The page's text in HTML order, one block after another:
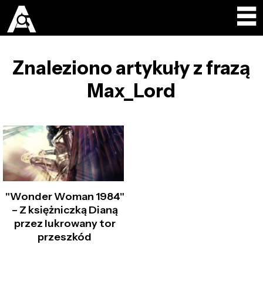
Znaleziono artykuły z frazą
Max_Lord
"Wonder Woman 1984"
– Z księżniczką Dianą
przez lukrowany tor
przeszkód